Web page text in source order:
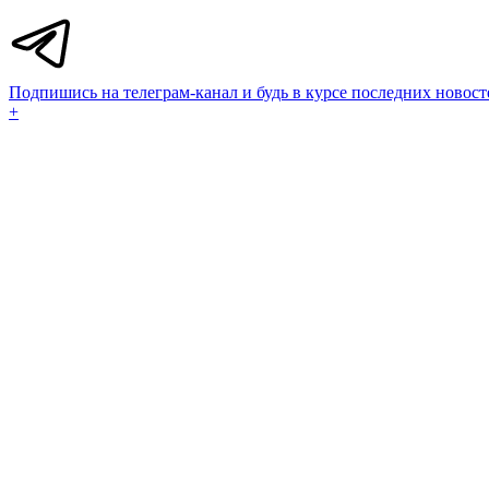
Подпишись на телеграм-канал и будь в курсе последних
+